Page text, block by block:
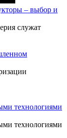
– выбор и
служат
технологиями
технологиями